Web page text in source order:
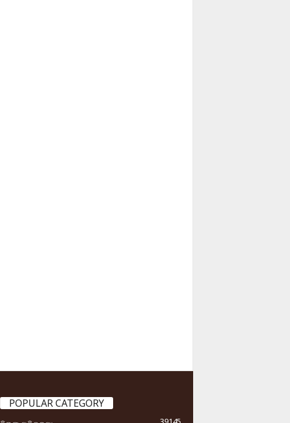
POPULAR CATEGORY